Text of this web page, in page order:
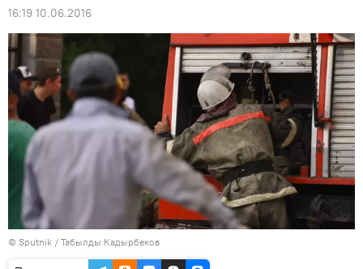
16:19 10.06.2016
© Sputnik / Табылды Кадырбеков